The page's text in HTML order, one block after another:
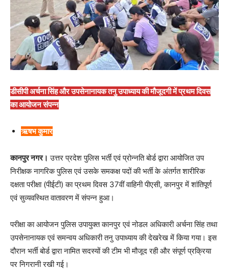
डीसीपी अर्चना सिंह और उपसेनानायक तनु उपाध्याय की मौजूदगी में प्रथम दिवस
का आयोजन संपन्न
ऋषभ कुमार
कानपुर नगर। उत्तर प्रदेश पुलिस भर्ती एवं प्रोन्नति बोर्ड द्वारा आयोजित उप
निरीक्षक नागरिक पुलिस एवं उसके समकक्ष पदों की भर्ती के अंतर्गत शारीरिक
दक्षता परीक्षा (पीईटी) का प्रथम दिवस 37वीं वाहिनी पीएसी, कानपुर में शांतिपूर्ण
एवं सुव्यवस्थित वातावरण में संपन्न हुआ।
परीक्षा का आयोजन पुलिस उपायुक्त कानपुर एवं नोडल अधिकारी अर्चना सिंह तथा
उपसेनानायक एवं समन्वय अधिकारी तनु उपाध्याय की देखरेख में किया गया। इस
दौरान भर्ती बोर्ड द्वारा नामित सदस्यों की टीम भी मौजूद रही और संपूर्ण प्रक्रिया
पर निगरानी रखी गई।